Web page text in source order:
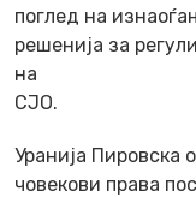
поглед на
решенија за
на
СЈО.
Уранија Пировска
човекови права